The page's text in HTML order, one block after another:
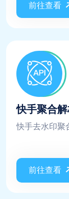
前往查看
快手聚合
快手去水印聚
前往查看